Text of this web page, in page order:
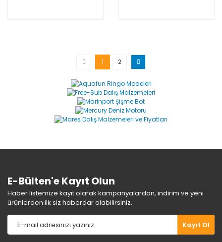
1 2
E-Bülten'e Kayıt Olun
Haber listemize kayıt olarak kampanyalardan, indirim ve yeni
ürünlerden ilk siz haberdar olabilirsiniz.
Kayıt Ol